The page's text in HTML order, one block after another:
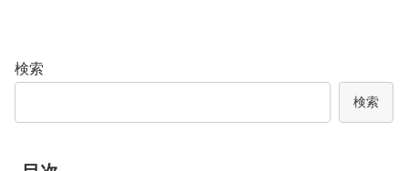
検索
検索